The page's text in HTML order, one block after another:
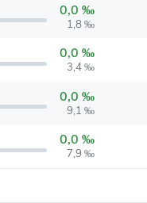
0,0 ‰
1,8 ‰
0,0 ‰
3,4 ‰
0,0 ‰
9,1 ‰
0,0 ‰
7,9 ‰